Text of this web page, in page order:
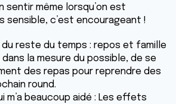
sentir même lorsqu’on est
sensible, c’est encourageant !
reste du temps : repos et famille
la mesure du possible, de se
des repas pour reprendre des
round.
m’a beaucoup aidé : Les effets